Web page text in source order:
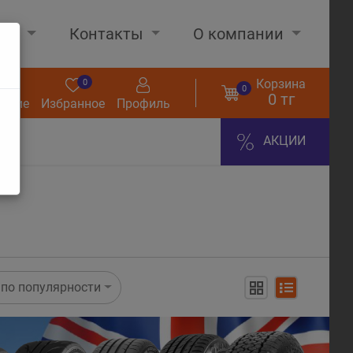
Контакты О компании
Избранное
0
Профиль
0 Корзина
0 тг
АКЦИИ
по популярности